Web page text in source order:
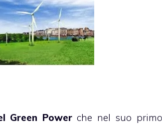
Green Powerche nel suo primo